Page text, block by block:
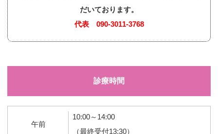
だいております。
代表 090-3011-3768
診療時間
午前
10:00～14:00
（最終受付13:30）